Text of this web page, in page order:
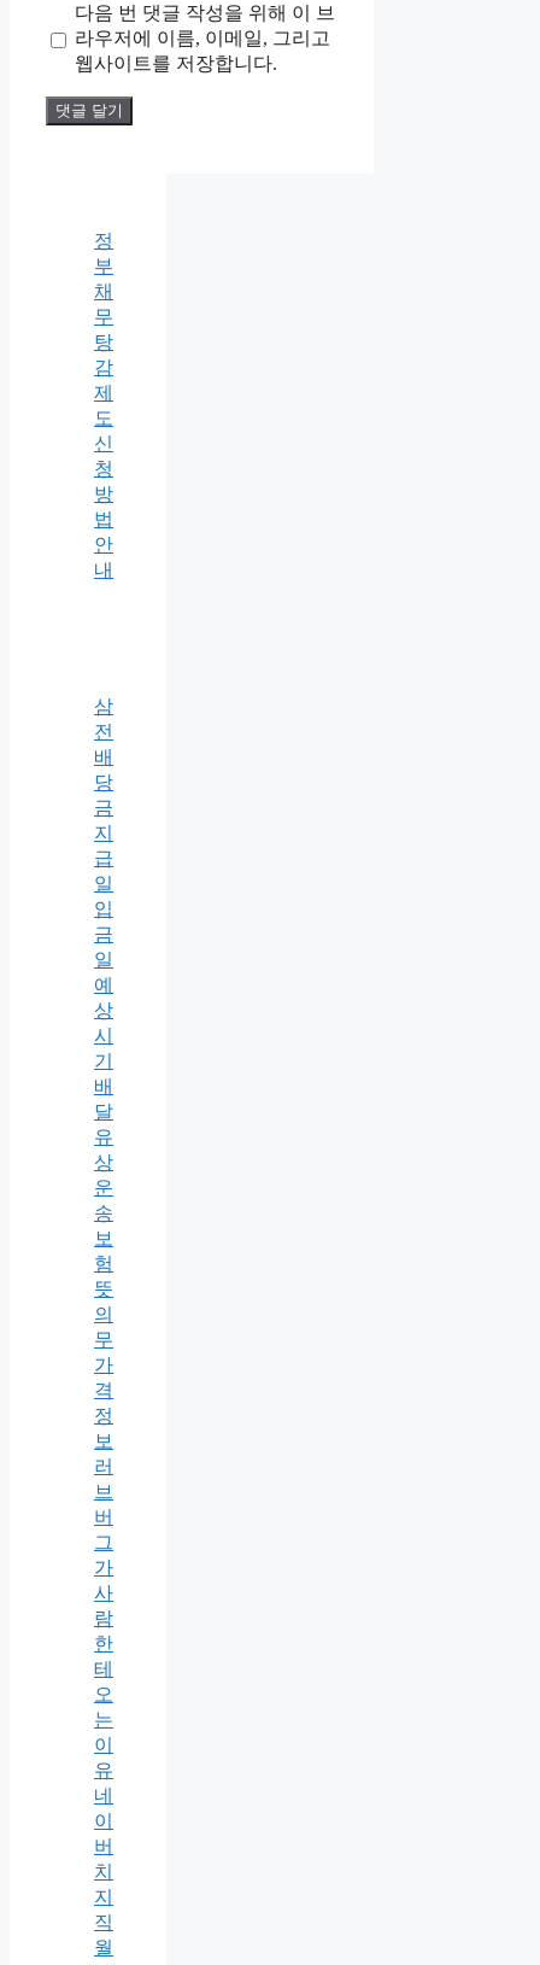
트
다음 번 댓글 작성을 위해 이 브
라우저에 이름, 이메일, 그리고
웹사이트를 저장합니다.
정
부
채
무
탕
감
제
도
신
청
방
법
안
내
삼
전
배
당
금
지
급
일
입
금
일
예
상
시
기
배
달
유
상
운
송
보
험
뜻
의
무
가
격
정
보
러
브
버
그
가
사
람
한
테
오
는
이
유
네
이
버
치
지
직
월